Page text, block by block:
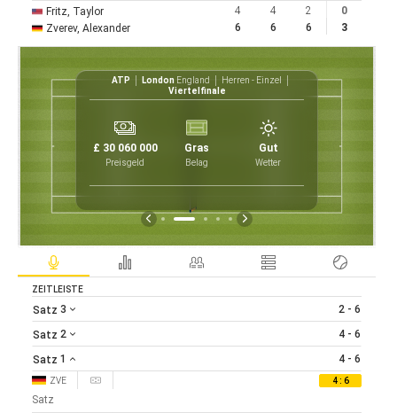
Fritz, Taylor 4 4 2
0
Zverev, Alexander
6 6 6 3
ATP London England
Herren - Einzel
Viertelfinale
£ 30 060 000
Preisgeld
Gras
Belag
Gut
Wetter
ZEITLEISTE
Satz 3 2 - 6
Satz 2 4 - 6
Satz 1 4 - 6
ZVE
Satz
4 : 6